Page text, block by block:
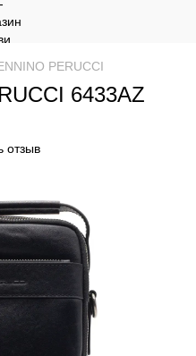
PERUCCI
6433AZ
отзыв